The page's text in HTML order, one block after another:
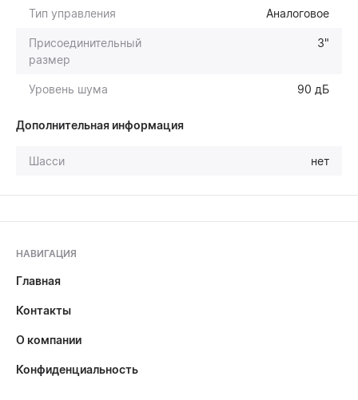
Тип управления Аналоговое
Присоединительный
размер
3"
Уровень шума 90 дБ
Дополнительная информация
Шасси нет
НАВИГАЦИЯ
Главная
Контакты
О компании
Конфиденциальность